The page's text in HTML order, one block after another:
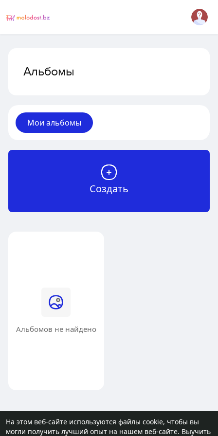
На этом веб-сайте используются файлы cookie, чтобы вы
могли получить лучший опыт на нашем веб-сайте. Выучить
Альбомы
Мои альбомы
Создать
Альбомов не найдено
© 2026 molodost.bz